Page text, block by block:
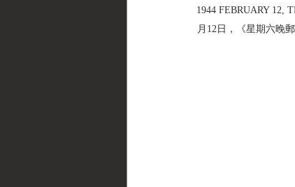
1944 FEBRUARY 12,
月12日，《星期六晚